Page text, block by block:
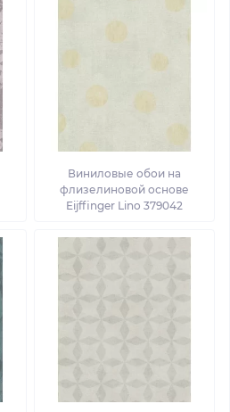
Виниловые обои на
флизелиновой основе
Eijffinger Lino 379042